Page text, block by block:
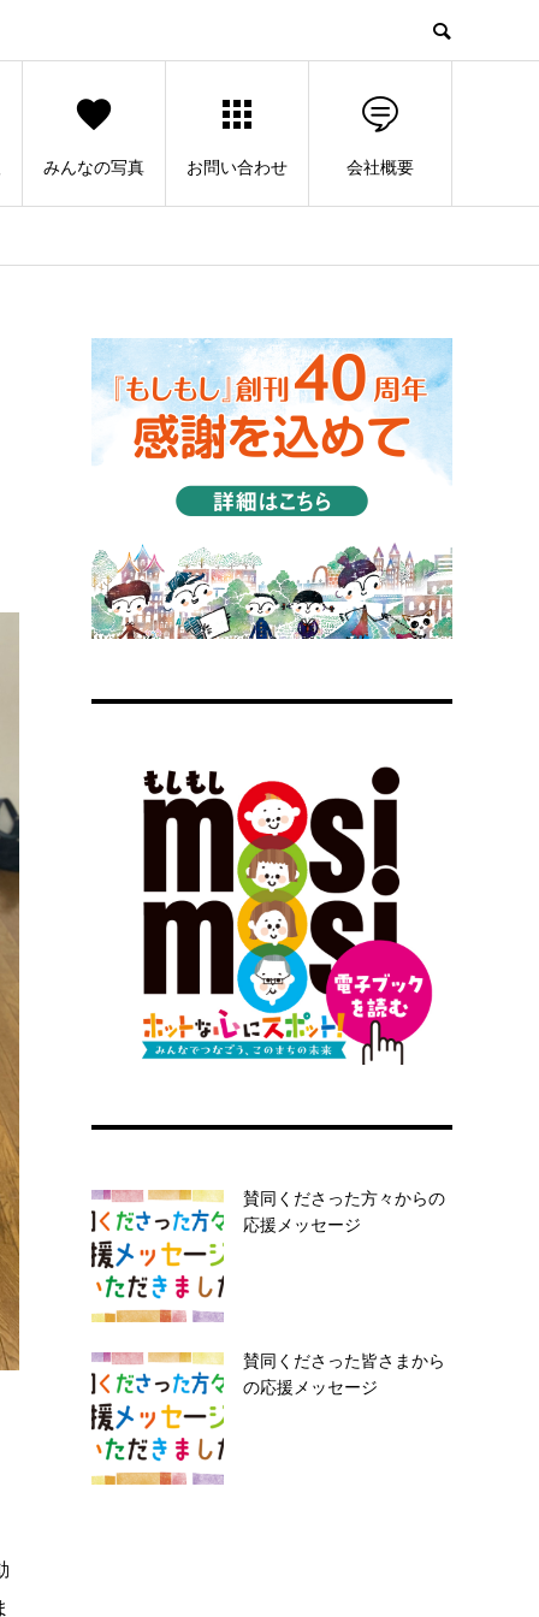
みんなの写真 お問い合わせ 会社概要
賛同くださった方々からの
応援メッセージ
賛同くださった皆さまから
の応援メッセージ